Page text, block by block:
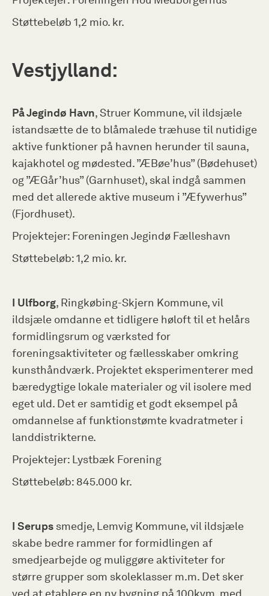
Støttebeløb 1,2 mio. kr.
Vestjylland:
På Jegindø Havn, Struer Kommune, vil ildsjæle
istandsætte de to blåmalede træhuse til nutidige
aktive funktioner på havnen herunder til sauna,
kajakhotel og mødested. ”ÆBøe’hus” (Bødehuset)
og ”ÆGår’hus” (Garnhuset), skal indgå sammen
med det allerede aktive museum i ”Æfywerhus”
(Fjordhuset).
Projektejer: Foreningen Jegindø Fælleshavn
Støttebeløb: 1,2 mio. kr.
I Ulfborg, Ringkøbing-Skjern Kommune, vil
ildsjæle omdanne et tidligere høloft til et helårs
formidlingsrum og værksted for
foreningsaktiviteter og fællesskaber omkring
kunsthåndværk. Projektet eksperimenterer med
bæredygtige lokale materialer og vil isolere med
eget uld. Det er samtidig et godt eksempel på
omdannelse af funktionstømte kvadratmeter i
landdistrikterne.
Projektejer: Lystbæk Forening
Støttebeløb: 845.000 kr.
I Serups smedje, Lemvig Kommune, vil ildsjæle
skabe bedre rammer for formidlingen af
smedjearbejde og muliggøre aktiviteter for
større grupper som skoleklasser m.m. Det sker